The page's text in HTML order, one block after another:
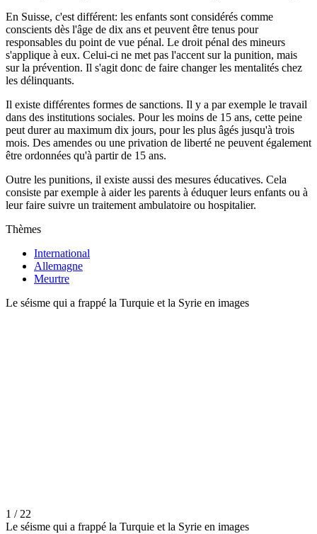
En Suisse, c'est différent: les enfants sont considérés comme
conscients dès l'âge de dix ans et peuvent être tenus pour
responsables du point de vue pénal. Le droit pénal des mineurs
s'applique à eux. Celui-ci ne met pas l'accent sur la punition, mais
sur la prévention. Il s'agit donc de faire changer les mentalités chez
les délinquants.
Il existe différentes formes de sanctions. Il y a par exemple le travail
dans des institutions sociales. Pour les moins de 15 ans, cette peine
peut durer au maximum dix jours, pour les plus âgés jusqu'à trois
mois. Des amendes ou une privation de liberté ne peuvent également
être ordonnées qu'à partir de 15 ans.
Outre les punitions, il existe aussi des mesures éducatives. Cela
consiste par exemple à aider les parents à éduquer leurs enfants ou à
leur faire suivre un traitement ambulatoire ou hospitalier.
Thèmes
International
Allemagne
Meurtre
Le séisme qui a frappé la Turquie et la Syrie en images
1 / 22
Le séisme qui a frappé la Turquie et la Syrie en images